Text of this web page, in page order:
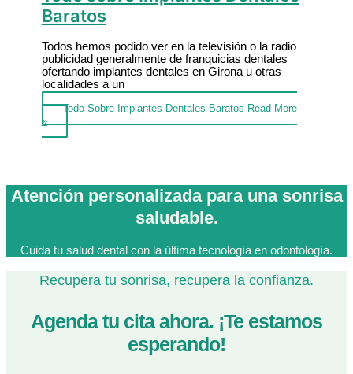
Baratos
Todos hemos podido ver en la televisión o la radio
publicidad generalmente de franquicias dentales
ofertando implantes dentales en Girona u otras
localidades a un
Todo Sobre Implantes Dentales Baratos Read More
»
Atención personalizada para una sonrisa
saludable.
Cuida tu salud dental con la última tecnología en odontología.
Recupera tu sonrisa, recupera la confianza.
Agenda tu cita ahora. ¡Te estamos
esperando!